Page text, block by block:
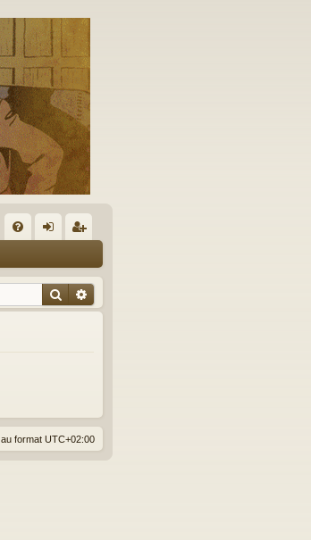
Q ne
xi
nr
eg
Rechercher
Recherche avancée
format UTC+02:00